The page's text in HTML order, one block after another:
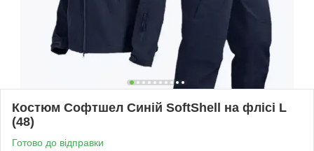
Костюм Софтшел Синій SoftShell на флісі L
(48)
Готово до відправки